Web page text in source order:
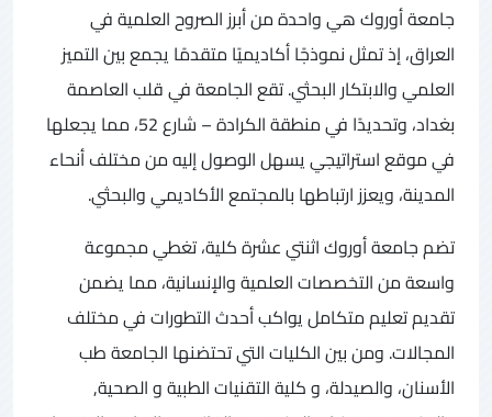
جامعة أوروك هي واحدة من أبرز الصروح العلمية في
العراق، إذ تمثل نموذجًا أكاديميًا متقدمًا يجمع بين التميز
العلمي والابتكار البحثي. تقع الجامعة في قلب العاصمة
بغداد، وتحديدًا في منطقة الكرادة – شارع 52، مما يجعلها
في موقع استراتيجي يسهل الوصول إليه من مختلف أنحاء
المدينة، ويعزز ارتباطها بالمجتمع الأكاديمي والبحثي.
تضم جامعة أوروك اثنتي عشرة كلية، تغطي مجموعة
واسعة من التخصصات العلمية والإنسانية، مما يضمن
تقديم تعليم متكامل يواكب أحدث التطورات في مختلف
المجالات. ومن بين الكليات التي تحتضنها الجامعة طب
الأسنان، والصيدلة، و كلية التقنيات الطبية و الصحية,